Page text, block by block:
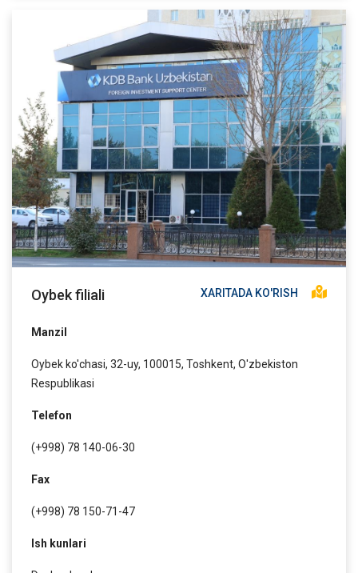
Oybek filiali XARITADA KO'RISH
Manzil
Oybek ko'chasi, 32-uy, 100015, Toshkent, O'zbekiston
Respublikasi
Telefon
(+998) 78 140-06-30
Fax
(+998) 78 150-71-47
Ish kunlari